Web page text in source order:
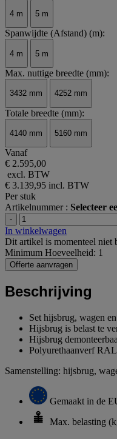
4 m 5 m
Spanwijdte (Afstand) (m):
4 m 5 m
Max. nuttige breedte (mm):
3432 mm 4252 mm
Totale breedte (mm):
4140 mm 5160 mm
Vanaf
€ 2.595,00
excl. BTW
€ 3.139,95 incl. BTW
Per stuk
Artikelnummer : Selecteer
-
In winkelwagen
Dit artikel is momenteel niet
Minimum Hoeveelheid: 1
Offerte aanvragen
Beschrijving
Set hijsbrug, wagen
Hijsbrug is belast te
Hijsbrug
Polyurethaanverf
Samenstelling: hijsbrug,
Gemaakt in de
Max. belasting